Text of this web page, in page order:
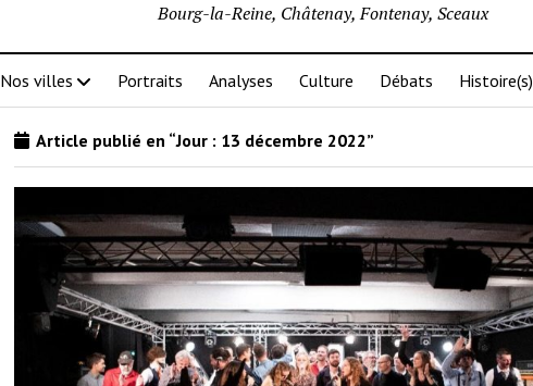
Bourg-la-Reine, Châtenay, Fontenay, Sceaux
Nos villes Portraits Analyses Culture Débats Histoire(s)
Article publié en “Jour : 13 décembre 2022”